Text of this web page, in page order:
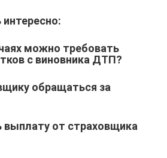
можно требовать
с виновника ДТП?
обращаться за
от страховщика